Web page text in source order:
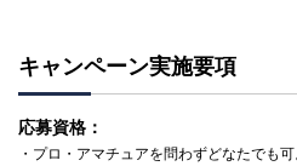
キャンペーン実施要項
応募資格：
・プロ・アマチュアを問わずどなたでも可